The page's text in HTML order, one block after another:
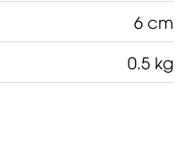
6 cm
0.5 kg